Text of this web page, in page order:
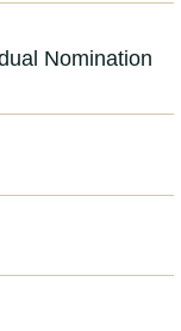
Nomination